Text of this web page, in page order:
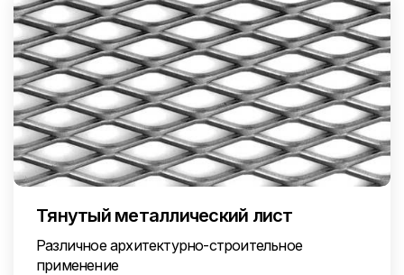
Тянутый металлический лист
Различное архитектурно-строительное
применение